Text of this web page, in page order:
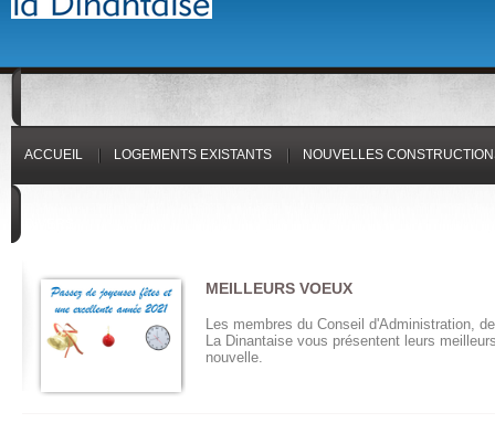
ACCUEIL LOGEMENTS EXISTANTS NOUVELLES
MEILLEURS VOEUX
Les membres du Conseil d'Administration,
La Dinantaise vous présentent leurs
nouvelle.